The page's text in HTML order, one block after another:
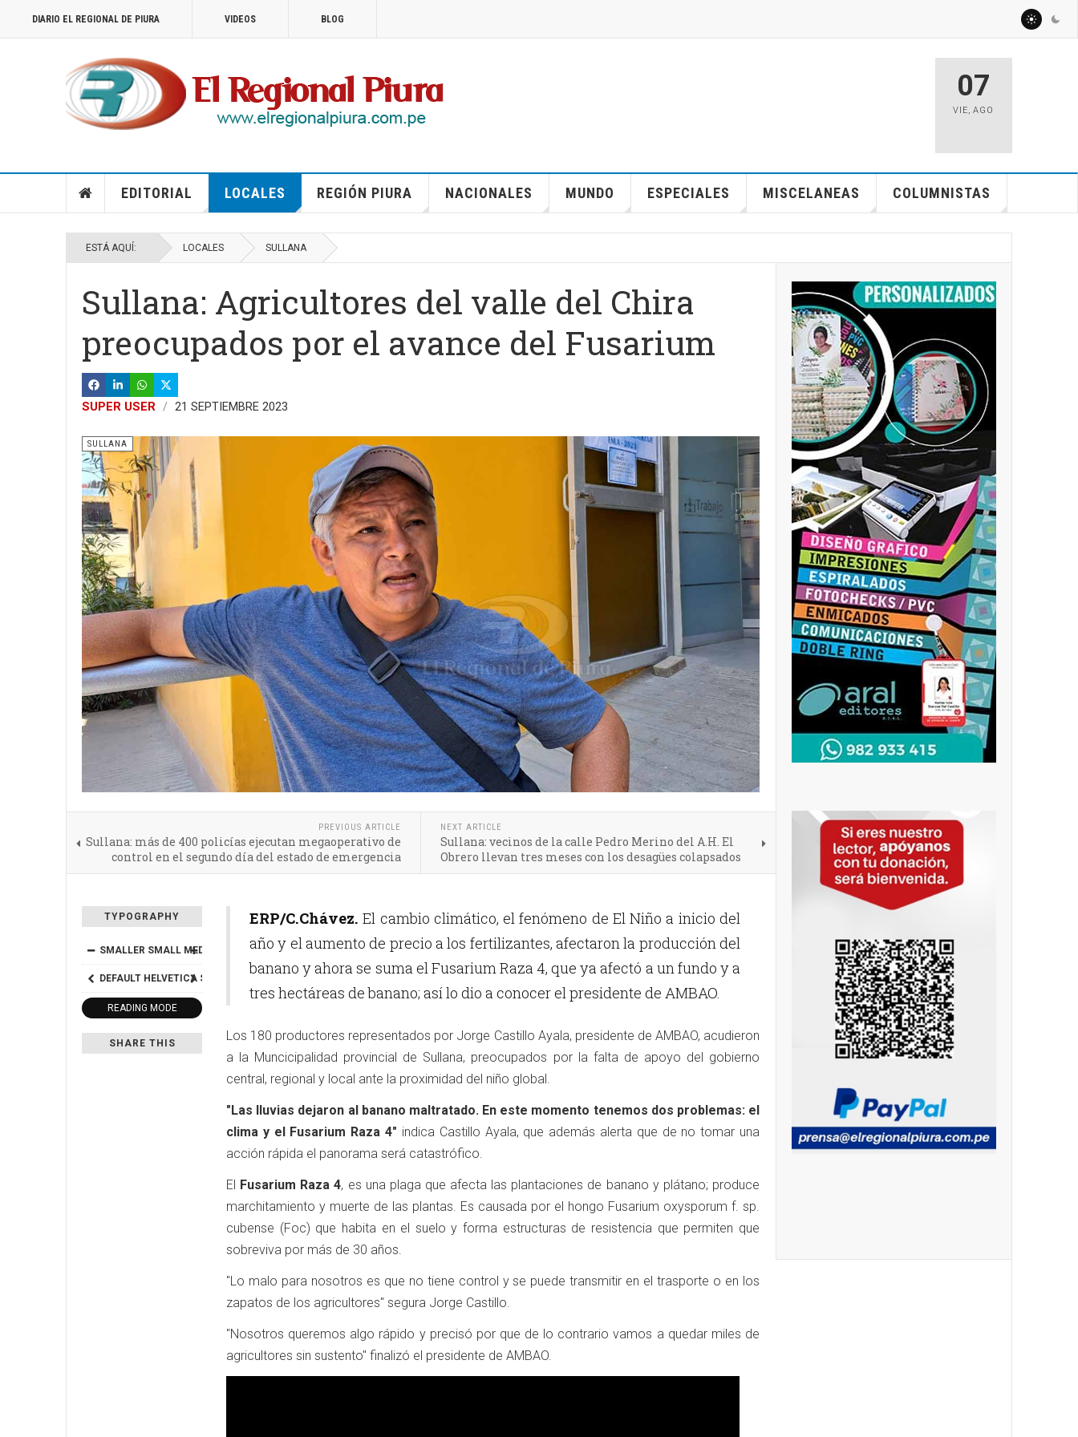
DIARIO EL REGIONAL DE PIURA VIDEOS BLOG
07
VIE,AGO
EDITORIAL LOCALES REGIÓN PIURA NACIONALES MUNDO ESPECIALES MISCELANEAS COLUMNISTAS
ESTÁ AQUÍ: LOCALES SULLANA
Sullana: Agricultores del valle del Chira
preocupados por el avance del Fusarium
SUPER USER 21 SEPTIEMBRE 2023
SULLANA
PREVIOUS ARTICLE
Sullana: más de 400 policías ejecutan megaoperativo de
control en el segundo día del estado de emergencia
NEXT ARTICLE
Sullana: vecinos de la calle Pedro Merino del A.H. El
Obrero llevan tres meses con los desagües colapsados
TYPOGRAPHY
SMALLER SMALL MEDIUM BIGGER
DEFAULT HELVETICA SEGOE TIMES
READING MODE
SHARE THIS
ERP/C.Chávez. El cambio climático, el fenómeno de El Niño a inicio del
año y el aumento de precio a los fertilizantes, afectaron la producción del
banano y ahora se suma el Fusarium Raza 4, que ya afectó a un fundo y a
tres hectáreas de banano; así lo dio a conocer el presidente de AMBAO.
Los 180 productores representados por Jorge Castillo Ayala, presidente de AMBAO, acudieron
a la Muncicipalidad provincial de Sullana, preocupados por la falta de apoyo del gobierno
central, regional y local ante la proximidad del niño global.
"Las lluvias dejaron al banano maltratado. En este momento tenemos dos problemas: el
clima y el Fusarium Raza 4" indica Castillo Ayala, que además alerta que de no tomar una
acción rápida el panorama será catastrófico.
El Fusarium Raza 4, es una plaga que afecta las plantaciones de banano y plátano; produce
marchitamiento y muerte de las plantas. Es causada por el hongo Fusarium oxysporum f. sp.
cubense (Foc) que habita en el suelo y forma estructuras de resistencia que permiten que
sobreviva por más de 30 años.
"Lo malo para nosotros es que no tiene control y se puede transmitir en el trasporte o en los
zapatos de los agricultores" segura Jorge Castillo.
"Nosotros queremos algo rápido y precisó por que de lo contrario vamos a quedar miles de
agricultores sin sustento" finalizó el presidente de AMBAO.